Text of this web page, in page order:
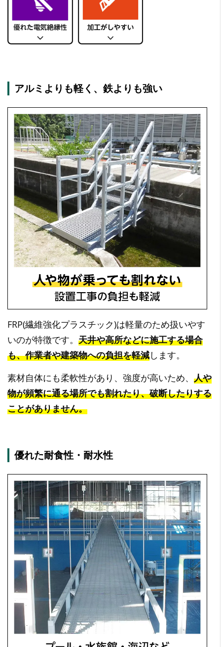
アルミよりも軽く、鉄よりも強い
FRP(繊維強化プラスチック)は軽量のため扱いやす
いのが特徴です。 天井や高所などに施工する場合
も、作業者や建築物への負担を軽減します。
素材自体にも柔軟性があり、強度が高いため、 人や
物が頻繁に通る場所でも割れたり、破断したりする
ことがありません。
優れた耐食性・耐水性